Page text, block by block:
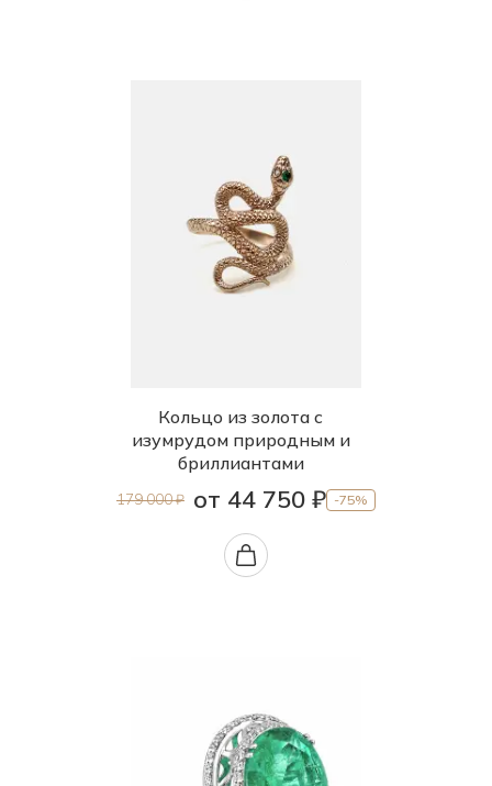
Кольцо из золота с
изумрудом природным и
бриллиантами
179 000 ₽ от 44 750 ₽ -75%